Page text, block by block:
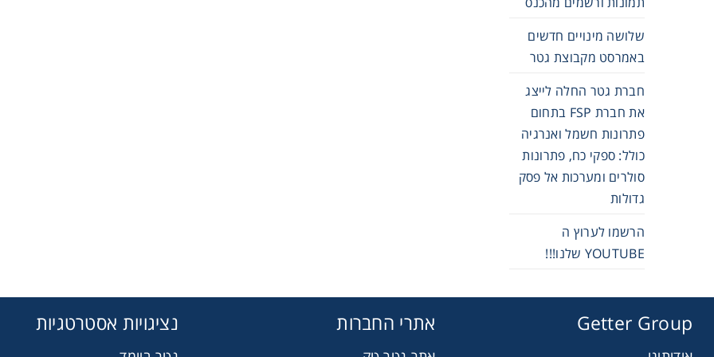
שלושה מינויים חדשים
באמרסט מקבוצת גטר
חברת גטר החלה לייצג
את חברת FSP בתחום
פתרונות חשמל ואנרגיה
כולל: ספקי כח, פתרונות
סולרים ומערכות אל פסק
גדולות
הרשמו לערוץ ה
YOUTUBE שלנו!!!
Getter Group אתרי החברות נציגויות אסטרטגיות